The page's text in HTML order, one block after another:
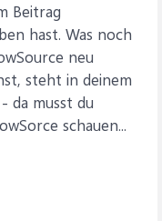
Beitrag
hast. Was noch
neu
steht in deinem
da musst du
schauen...